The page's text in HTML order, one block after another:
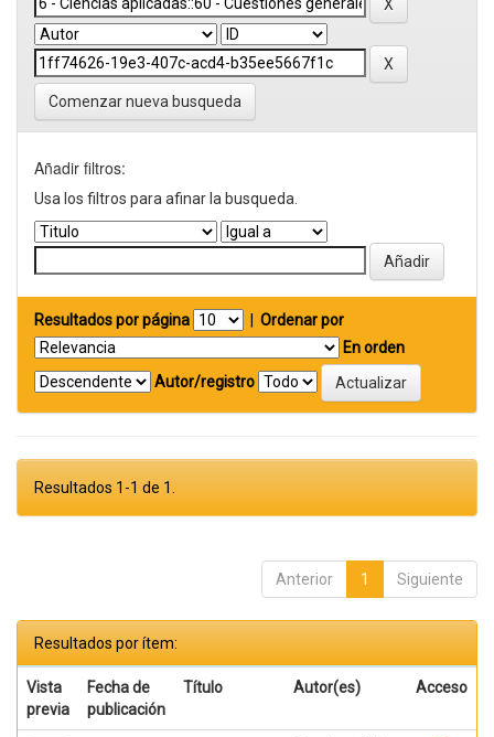
Comenzar nueva busqueda
Añadir filtros:
Usa los filtros para afinar la busqueda.
Resultados por página
Ordenar por
En orden
Autor/registro
Resultados 1-1 de 1.
Anterior 1 Siguiente
Resultados por ítem:
Vista
previa
Fecha de
publicación
Título Autor(es) Acceso